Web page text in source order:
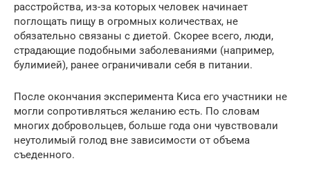
расстройства, из-за которых человек начинает
поглощать пищу в огромных количествах, не
обязательно связаны с диетой. Скорее всего, люди,
страдающие подобными заболеваниями (например,
булимией), ранее ограничивали себя в питании.
После окончания эксперимента Киса его участники не
могли сопротивляться желанию есть. По словам
многих добровольцев, больше года они чувствовали
неутолимый голод вне зависимости от объема
съеденного.